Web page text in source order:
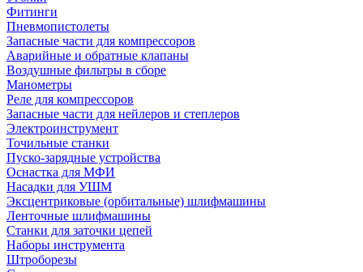
Фитинги
Пневмопистолеты
Запасные части для компрессоров
Аварийные и обратные клапаны
Воздушные фильтры в сборе
Манометры
Реле для компрессоров
Запасные части для нейлеров и степлеров
Электроинструмент
Точильные станки
Пуско-зарядные устройства
Оснастка для МФИ
Насадки для УШМ
Эксцентриковые (орбитальные) шлифмашины
Ленточные шлифмашины
Станки для заточки цепей
Наборы инструмента
Штроборезы